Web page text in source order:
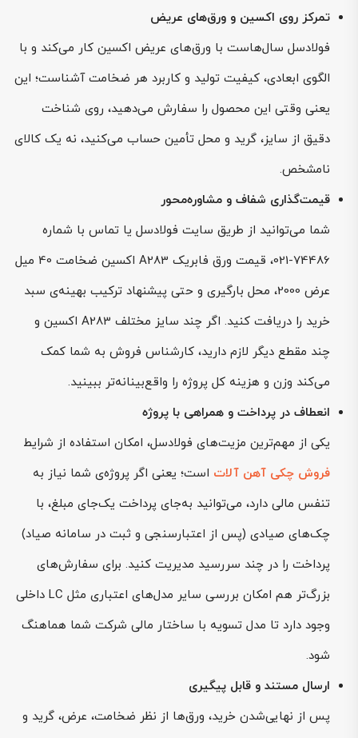
تمرکز روی اکسین و ورق‌های عریض
فولادسل سال‌هاست با ورق‌های عریض اکسین کار می‌کند و با
الگوی ابعادی، کیفیت تولید و کاربرد هر ضخامت آشناست؛ این
یعنی وقتی این محصول را سفارش می‌دهید، روی شناخت
دقیق از سایز، گرید و محل تأمین حساب می‌کنید، نه یک کالای
نامشخص.
قیمت‌گذاری شفاف و مشاوره‌محور
شما می‌توانید از طریق سایت فولادسل یا تماس با شماره
74486-021، قیمت ورق فابریک A283 اکسین ضخامت 40 میل
عرض 2000، محل بارگیری و حتی پیشنهاد ترکیب بهینه‌ی سبد
خرید را دریافت کنید. اگر چند سایز مختلف A283 اکسین و
چند مقطع دیگر لازم دارید، کارشناس فروش به شما کمک
می‌کند وزن و هزینه کل پروژه را واقع‌بینانه‌تر ببینید.
انعطاف در پرداخت و همراهی با پروژه
یکی از مهم‌ترین مزیت‌های فولادسل، امکان استفاده از شرایط
فروش چکی آهن آلات است؛ یعنی اگر پروژه‌ی شما نیاز به
تنفس مالی دارد، می‌توانید به‌جای پرداخت یک‌جای مبلغ، با
چک‌های صیادی (پس از اعتبارسنجی و ثبت در سامانه صیاد)
پرداخت را در چند سررسید مدیریت کنید. برای سفارش‌های
بزرگ‌تر هم امکان بررسی سایر مدل‌های اعتباری مثل LC داخلی
وجود دارد تا مدل تسویه با ساختار مالی شرکت شما هماهنگ
شود.
ارسال مستند و قابل پیگیری
پس از نهایی‌شدن خرید، ورق‌ها از نظر ضخامت، عرض، گرید و